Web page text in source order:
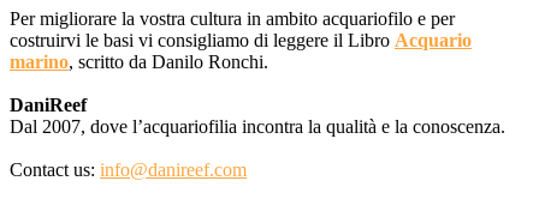
Per migliorare la vostra cultura in ambito acquariofilo e per
costruirvi le basi vi consigliamo di leggere il Libro Acquario
marino, scritto da Danilo Ronchi.
DaniReef
Dal 2007, dove l’acquariofilia incontra la qualità e la conoscenza.
Contact us: info@danireef.com